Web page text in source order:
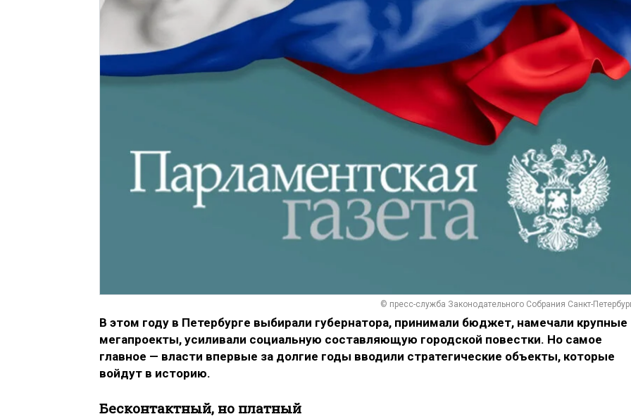
© пресс-служба Законодательного Собрания Санкт-
В этом году в Петербурге выбирали губернатора, принимали бюджет, намечали крупные
мегапроекты, усиливали социальную составляющую городской повестки. Но самое
главное — власти впервые за долгие годы вводили стратегические объекты, которые
войдут в историю.
Бесконтактный, но платный